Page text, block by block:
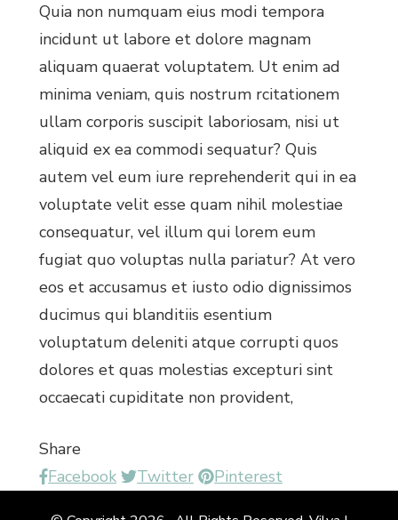
Quia non numquam eius modi tempora
incidunt ut labore et dolore magnam
aliquam quaerat voluptatem. Ut enim ad
minima veniam, quis nostrum rcitationem
ullam corporis suscipit laboriosam, nisi ut
aliquid ex ea commodi sequatur? Quis
autem vel eum iure reprehenderit qui in ea
voluptate velit esse quam nihil molestiae
consequatur, vel illum qui lorem eum
fugiat quo voluptas nulla pariatur? At vero
eos et accusamus et iusto odio dignissimos
ducimus qui blanditiis esentium
voluptatum deleniti atque corrupti quos
dolores et quas molestias excepturi sint
occaecati cupiditate non provident,
Share
Facebook
Twitter Pinterest